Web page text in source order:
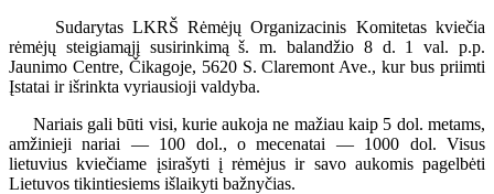
Sudarytas LKRŠ Rėmėjų Organizacinis Komitetas kviečia
rėmėjų steigiamąjį susirinkimą š. m. balandžio 8 d. 1 val. p.p.
Jaunimo Centre, Čikagoje, 5620 S. Claremont Ave., kur bus priimti
Įstatai ir išrinkta vyriausioji valdyba.
Nariais gali būti visi, kurie aukoja ne mažiau kaip 5 dol. metams,
amžinieji nariai — 100 dol., o mecenatai — 1000 dol. Visus
lietuvius kviečiame įsirašyti į rėmėjus ir savo aukomis pagelbėti
Lietuvos tikintiesiems išlaikyti bažnyčias.